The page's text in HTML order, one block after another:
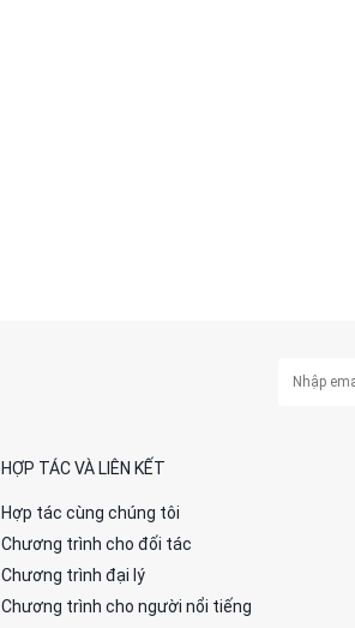
HỢP TÁC VÀ LIÊN KẾT
Hợp tác cùng chúng tôi
Chương trình cho đối tác
Chương trình đại lý
Chương trình cho người nổi tiếng